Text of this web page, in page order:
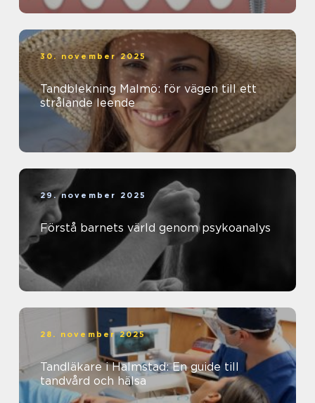
30. november 2025
Tandblekning Malmö: för vägen till ett
strålande leende
29. november 2025
Förstå barnets värld genom psykoanalys
28. november 2025
Tandläkare i Halmstad: En guide till
tandvård och hälsa